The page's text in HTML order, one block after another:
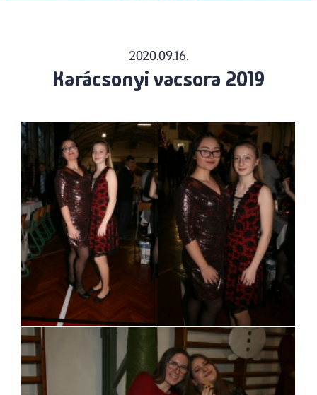
2020.09.16.
Karácsonyi vacsora 2019